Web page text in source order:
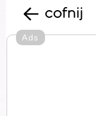
cofnij
Ads